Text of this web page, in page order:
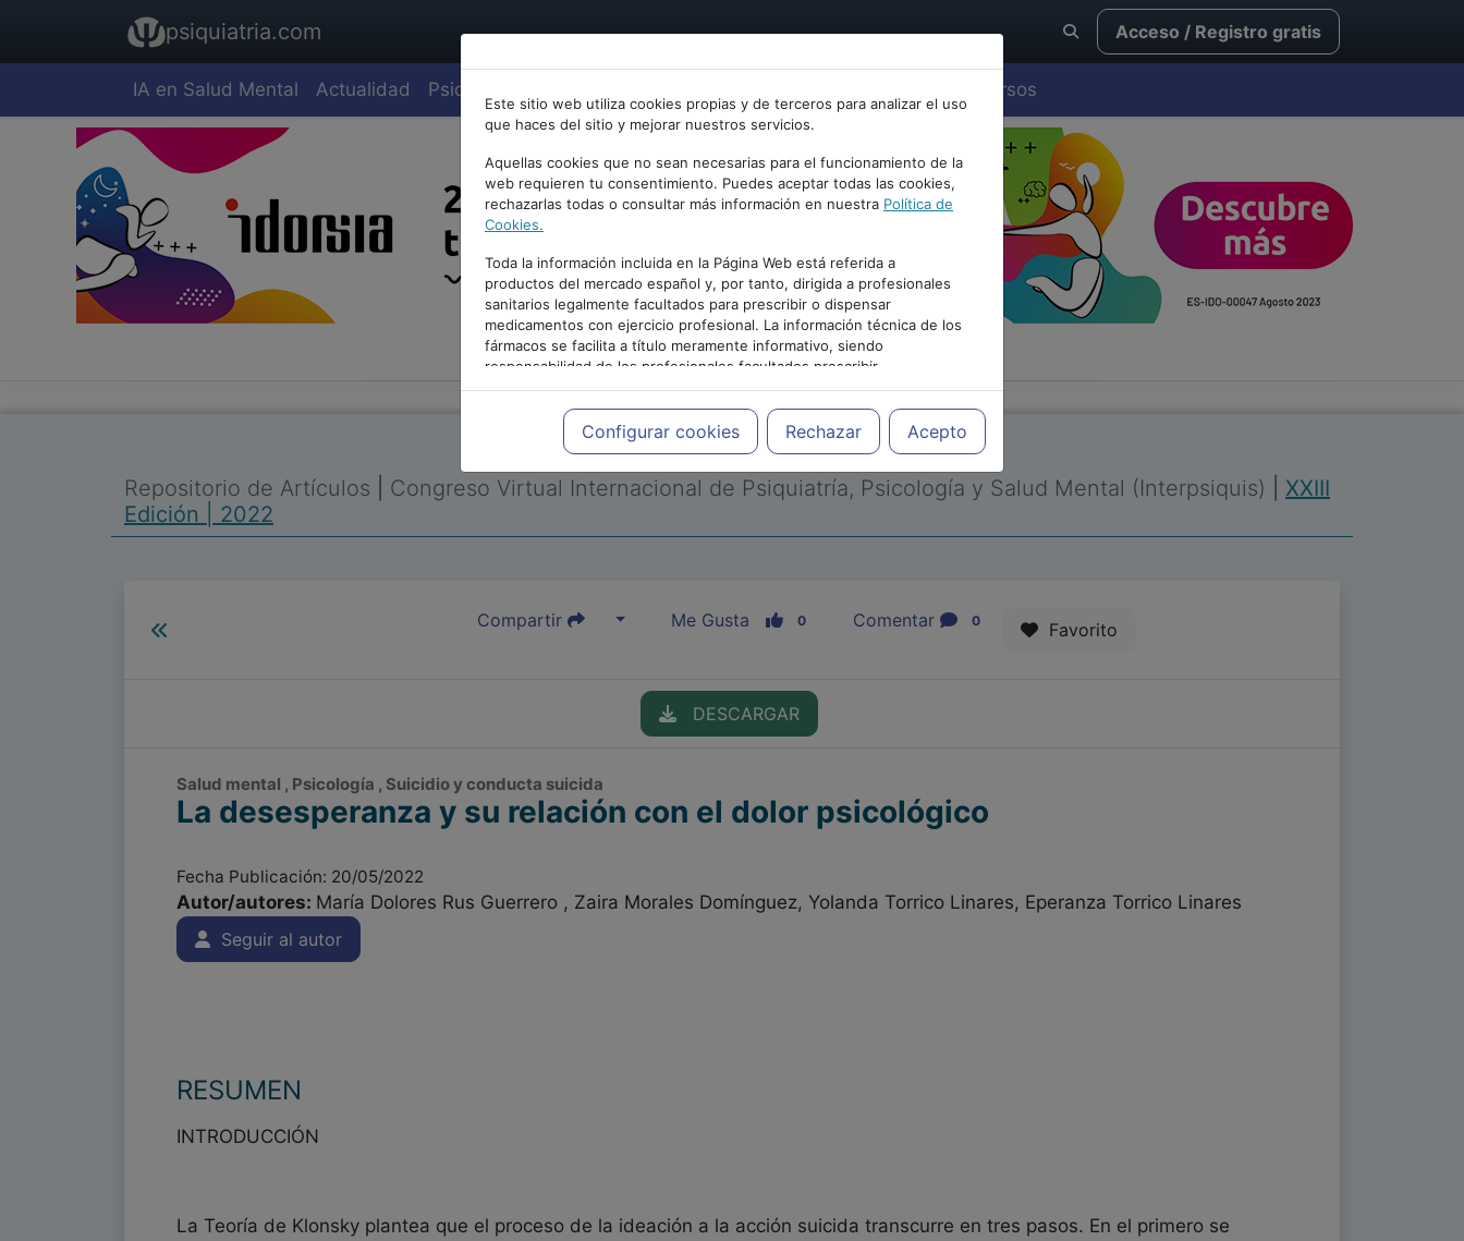
psiquiatria.com Acceso / Registro gratis
IA en Salud Mental Actualidad Psiquiatría Cursos
Este sitio web utiliza cookies propias y de terceros para analizar el uso
que haces del sitio y mejorar nuestros servicios.
Aquellas cookies que no sean necesarias para el funcionamiento de la
web requieren tu consentimiento. Puedes aceptar todas las cookies,
rechazarlas todas o consultar más información en nuestra Política de
Cookies.
Toda la información incluida en la Página Web está referida a
productos del mercado español y, por tanto, dirigida a profesionales
sanitarios legalmente facultados para prescribir o dispensar
medicamentos con ejercicio profesional. La información técnica de los
fármacos se facilita a título meramente informativo, siendo
responsabilidad de los profesionales facultados prescribir
medicamentos y decidir, en cada caso concreto, el tratamiento más
adecuado a las necesidades del paciente.
Configurar cookies Rechazar Acepto
PUBLICIDAD
Repositorio de Artículos Congreso Virtual Internacional de Psiquiatría, Psicología y Salud Mental (Interpsiquis)
XXIII
Edición | 2022
Compartir Me Gusta 0 Comentar 0 Favorito
DESCARGAR
Salud mental , Psicología , Suicidio y conducta suicida
La desesperanza y su relación con el dolor psicológico
Fecha Publicación: 20/05/2022
Autor/autores: María Dolores Rus Guerrero , Zaira Morales Domínguez, Yolanda Torrico Linares, Eperanza Torrico Linares
Seguir al autor
RESUMEN
INTRODUCCIÓN
La Teoría de Klonsky plantea que el proceso de la ideación a la acción suicida transcurre en tres pasos. En el primero se